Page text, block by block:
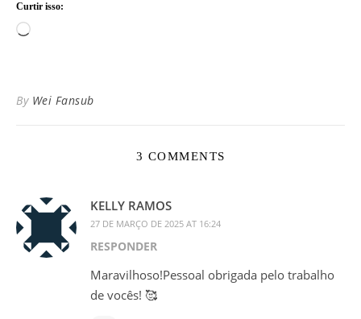
Curtir isso:
Carregando...
By Wei Fansub
3 COMMENTS
KELLY RAMOS
27 DE MARÇO DE 2025 AT 16:24
RESPONDER
Maravilhoso!Pessoal obrigada pelo trabalho
de vocês! 🥰